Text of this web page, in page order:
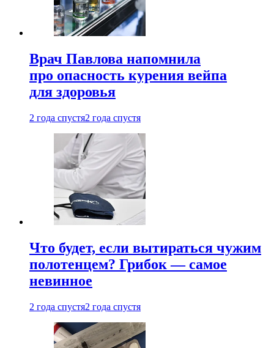
Врач Павлова напомнила
про опасность курения вейпа
для здоровья
2 года спустя2 года спустя
Что будет, если вытираться чужим
полотенцем? Грибок — самое
невинное
2 года спустя2 года спустя